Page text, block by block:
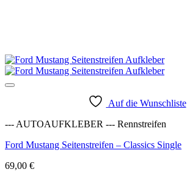
Auf die Wunschliste
--- AUTOAUFKLEBER --- Rennstreifen
Ford Mustang Seitenstreifen – Classics Single
69,00 €